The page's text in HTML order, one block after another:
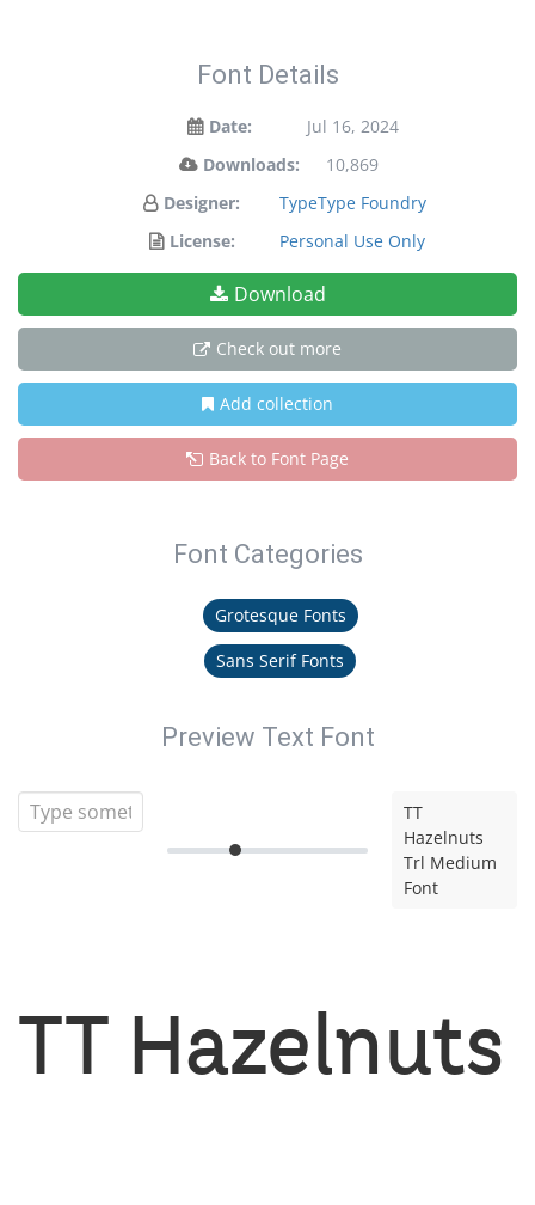
Font Details
Date:
Jul 16, 2024
Downloads:
10,869
Designer:
TypeType Foundry
License:
Personal Use Only
Download
Check out more
Add collection
Back to Font Page
Font Categories
Grotesque Fonts
Sans Serif Fonts
Preview Text Font
TT
Hazelnuts
Trl Medium
Font
TT Hazelnuts